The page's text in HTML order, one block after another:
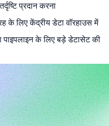
प्रदान करना
के लिए केंद्रीय डेटा वॉरहाउस में
पाइपलाइन के लिए बड़े डेटासेट की